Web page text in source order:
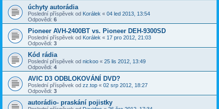
úchyty autorádia
Poslední příspěvek od Korálek « 04 led 2013, 13:54
Odpovědi: 6
Pioneer AVH-2400BT vs. Pioneer DEH-9300SD
Poslední příspěvek od Korálek « 17 pro 2012, 21:03
Odpovědi: 3
Kód rádia
Poslední příspěvek od nickoo « 25 lis 2012, 13:49
Odpovědi: 4
AVIC D3 ODBLOKOVÁNÍ DVD?
Poslední příspěvek od zz.top « 02 srp 2012, 18:27
Odpovědi: 3
autorádio- praskání pojistky